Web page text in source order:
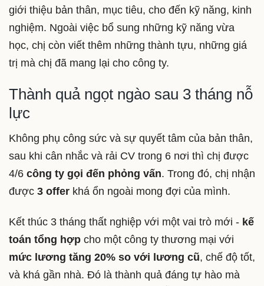
giới thiệu bản thân, mục tiêu, cho đến kỹ năng, kinh
nghiệm. Ngoài việc bổ sung những kỹ năng vừa
học, chị còn viết thêm những thành tựu, những giá
trị mà chị đã mang lại cho công ty.
Thành quả ngọt ngào sau 3 tháng nỗ
lực
Không phụ công sức và sự quyết tâm của bản thân,
sau khi cân nhắc và rải CV trong 6 nơi thì chị được
4/6 công ty gọi đến phỏng vấn. Trong đó, chị nhận
được 3 offer khá ổn ngoài mong đợi của mình.
Kết thúc 3 tháng thất nghiệp với một vai trò mới - kế
toán tổng hợp cho một công ty thương mại với
mức lương tăng 20% so với lương cũ, chế độ tốt,
và khá gần nhà. Đó là thành quả đáng tự hào mà